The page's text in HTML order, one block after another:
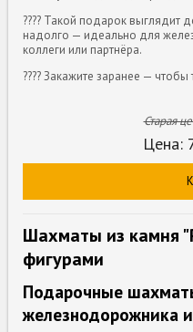
???? Такой подарок выглядит
надолго — идеально для
коллеги или партнёра.
???? Закажите заранее —
Старая
Цена:
Шахматы из камня
фигурами
Подарочные
железнодорожника